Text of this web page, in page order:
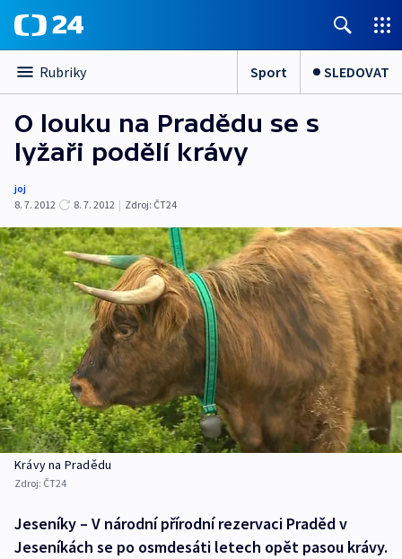
Rubriky Sport SLEDOVAT
O louku na Pradědu se s
lyžaři podělí krávy
joj
8. 7. 2012
8. 7. 2012 | Zdroj: ČT24
Krávy na Pradědu
Zdroj: ČT24
Jeseníky – V národní přírodní rezervaci Praděd v
Jeseníkách se po osmdesáti letech opět pasou krávy.